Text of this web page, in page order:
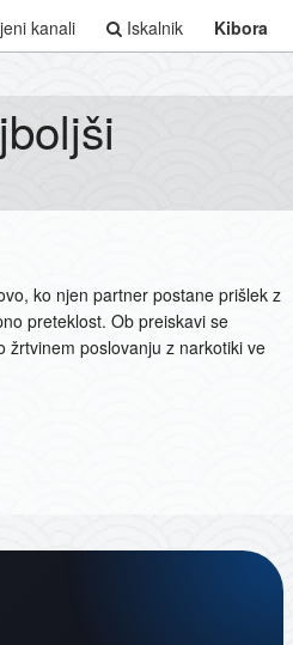
kanali Iskalnik Kibora
ko njen partner postane prišlek z
preteklost. Ob preiskavi se
žrtvinem poslovanju z narkotiki ve